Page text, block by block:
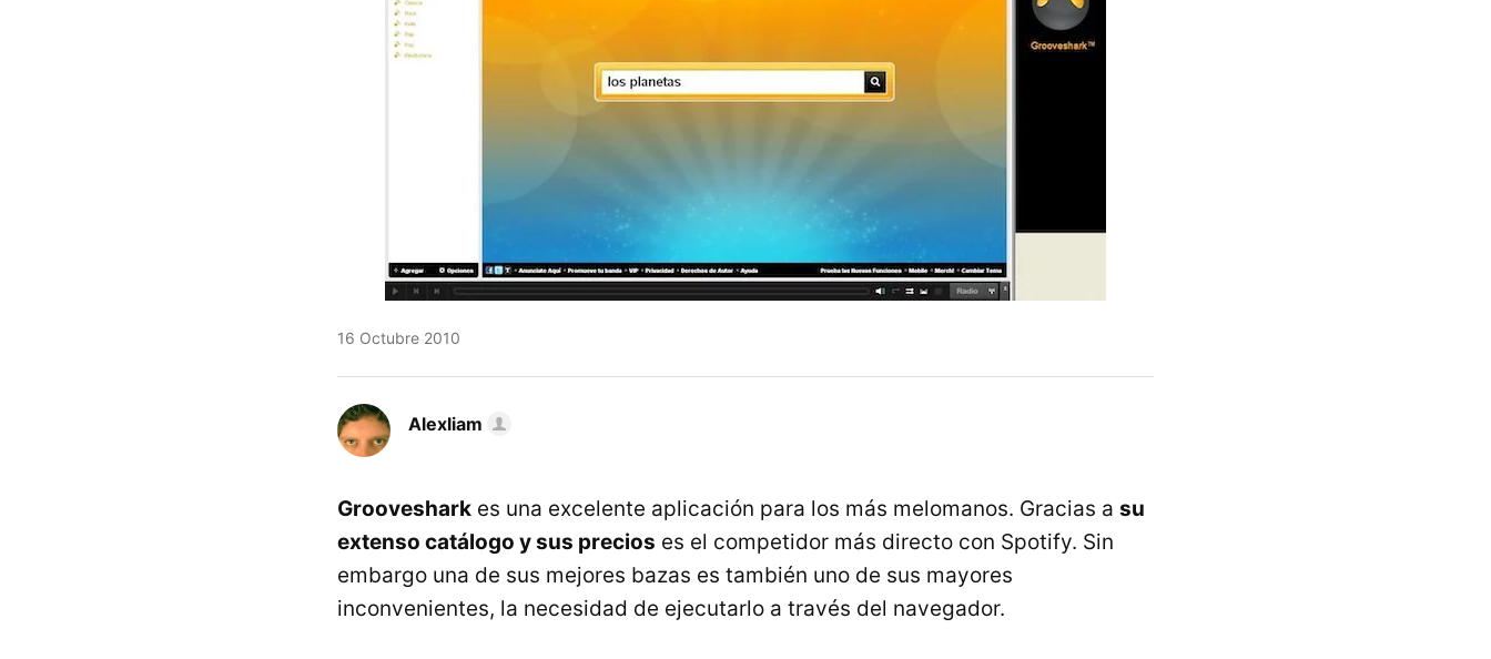
16 Octubre 2010
Alexliam
Grooveshark es una excelente aplicación para los más melomanos. Gracias a su
extenso catálogo y sus precios es el competidor más directo con Spotify. Sin
embargo una de sus mejores bazas es también uno de sus mayores
inconvenientes, la necesidad de ejecutarlo a través del navegador.